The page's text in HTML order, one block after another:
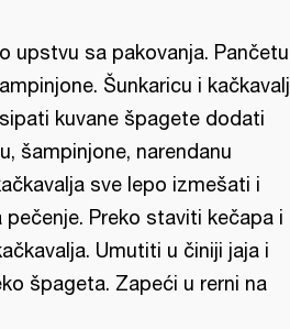
upstvu sa pakovanja. Pančetu
Šunkaricu i kačkavalj
kuvane špagete dodati
šampinjone, narendanu
sve lepo izmešati i
Preko staviti kečapa i
Umutiti u činiji jaja i
špageta. Zapeći u rerni na